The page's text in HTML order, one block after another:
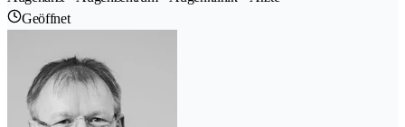
Geöffnet